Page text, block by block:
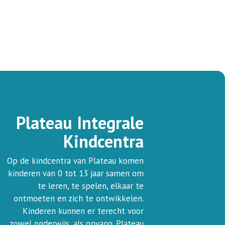
Plateau Integrale
Kindcentra
Op de kindcentra van Plateau komen
kinderen van 0 tot 13 jaar samen om
te leren, te spelen, elkaar te
ontmoeten en zich te ontwikkelen.
Kinderen kunnen er terecht voor